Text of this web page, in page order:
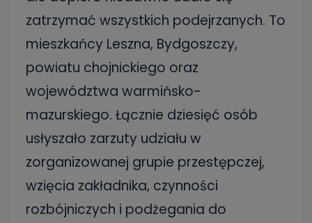
zatrzymać wszystkich podejrzanych. To
mieszkańcy Leszna, Bydgoszczy,
powiatu chojnickiego oraz
województwa warmińsko-
mazurskiego. Łącznie dziesięć osób
usłyszało zarzuty udziału w
zorganizowanej grupie przestępczej,
wzięcia zakładnika, czynności
rozbójniczych i podżegania do